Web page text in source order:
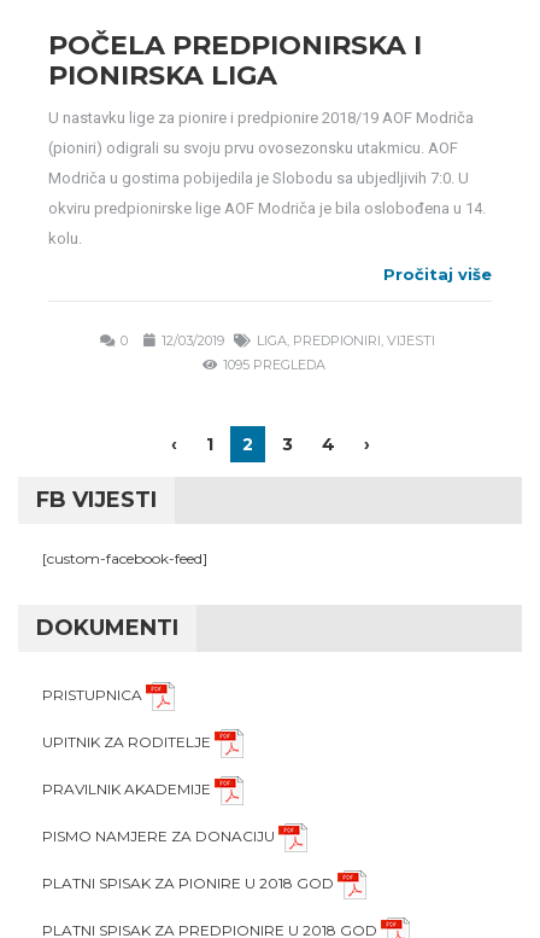
POČELA PREDPIONIRSKA I
PIONIRSKA LIGA
U nastavku lige za pionire i predpionire 2018/19 AOF Modriča
(pioniri) odigrali su svoju prvu ovosezonsku utakmicu. AOF
Modriča u gostima pobijedila je Slobodu sa ubjedljivih 7:0. U
okviru predpionirske lige AOF Modriča je bila oslobođena u 14.
kolu.
Pročitaj više
0 12/03/2019 LIGA, PREDPIONIRI, VIJESTI
1095 PREGLEDA
‹ 1 2 3 4 ›
FB VIJESTI
[custom-facebook-feed]
DOKUMENTI
PRISTUPNICA
UPITNIK ZA RODITELJE
PRAVILNIK AKADEMIJE
PISMO NAMJERE ZA DONACIJU
PLATNI SPISAK ZA PIONIRE U 2018 GOD
PLATNI SPISAK ZA PREDPIONIRE U 2018 GOD